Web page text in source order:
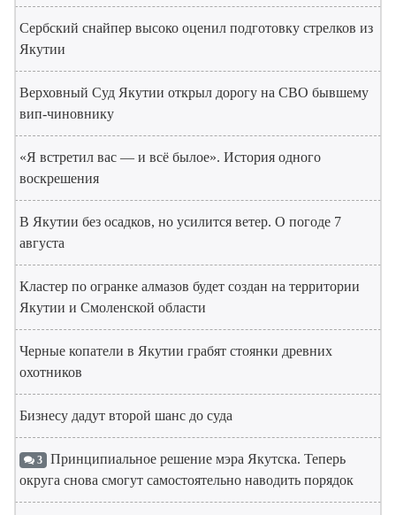
Сербский снайпер высоко оценил подготовку стрелков из
Якутии
Верховный Суд Якутии открыл дорогу на СВО бывшему
вип-чиновнику
«Я встретил вас — и всё былое». История одного
воскрешения
В Якутии без осадков, но усилится ветер. О погоде 7
августа
Кластер по огранке алмазов будет создан на территории
Якутии и Смоленской области
Черные копатели в Якутии грабят стоянки древних
охотников
Бизнесу дадут второй шанс до суда
3 Принципиальное решение мэра Якутска. Теперь
округа снова смогут самостоятельно наводить порядок